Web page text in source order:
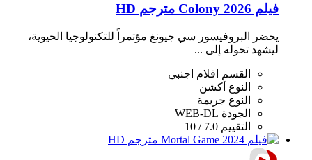
فيلم Colony 2026 مترجم HD
يحضر البروفيسور سي جيونغ مؤتمراً للتكنولوجيا الحيوية،
ليشهد تحوله إلى ...
القسم
افلام اجنبي
النوع أكشن
النوع جريمة
الجودة WEB-DL
التقييم 7.0 / 10